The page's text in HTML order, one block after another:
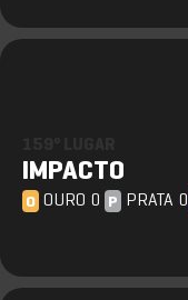
IMPACTO
O OURO 0 P PRATA 0